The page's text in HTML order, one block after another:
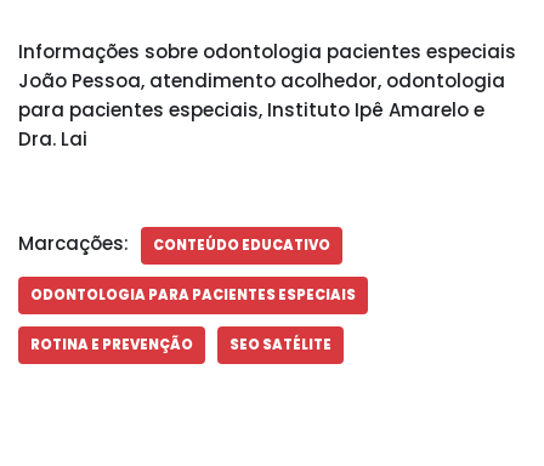
Informações sobre odontologia pacientes especiais
João Pessoa, atendimento acolhedor, odontologia
para pacientes especiais, Instituto Ipê Amarelo e
Dra. Lai
Marcações: CONTEÚDO EDUCATIVO
ODONTOLOGIA PARA PACIENTES ESPECIAIS
ROTINA E PREVENÇÃO SEO SATÉLITE